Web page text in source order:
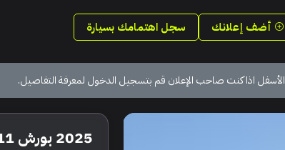
أضف إعلانك سجل اهتمامك بسيارة
الأسفل اذا كنت صاحب الإعلان قم بتسجيل الدخول لمعرفة التفاصيل.
2025 بورش 911 كاريرا